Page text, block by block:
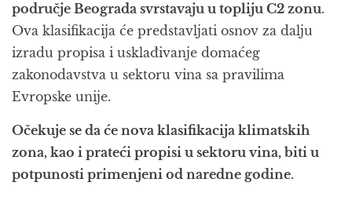
područje Beograda svrstavaju u topliju C2 zonu.
Ova klasifikacija će predstavljati osnov za dalju
izradu propisa i usklađivanje domaćeg
zakonodavstva u sektoru vina sa pravilima
Evropske unije.
Očekuje se da će nova klasifikacija klimatskih
zona, kao i prateći propisi u sektoru vina, biti u
potpunosti primenjeni od naredne godine.